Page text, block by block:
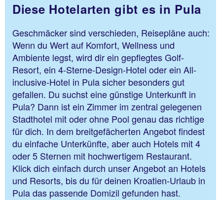
Diese Hotelarten gibt es in Pula
Geschmäcker sind verschieden, Reisepläne auch:
Wenn du Wert auf Komfort, Wellness und
Ambiente legst, wird dir ein gepflegtes Golf-
Resort, ein 4-Sterne-Design-Hotel oder ein All-
inclusive-Hotel in Pula sicher besonders gut
gefallen. Du suchst eine günstige Unterkunft in
Pula? Dann ist ein Zimmer im zentral gelegenen
Stadthotel mit oder ohne Pool genau das richtige
für dich. In dem breitgefächerten Angebot findest
du einfache Unterkünfte, aber auch Hotels mit 4
oder 5 Sternen mit hochwertigem Restaurant.
Klick dich einfach durch unser Angebot an Hotels
und Resorts, bis du für deinen Kroatien-Urlaub in
Pula das passende Domizil gefunden hast.